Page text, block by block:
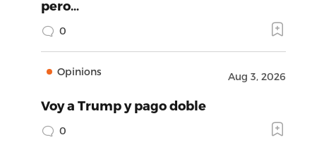
pero…
0
Opinions Aug 3, 2026
Voy a Trump y pago doble
0